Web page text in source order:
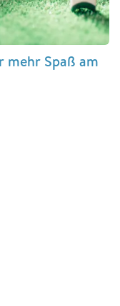
mehr Spaß am